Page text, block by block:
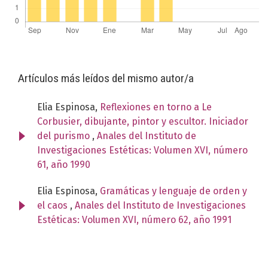
Artículos más leídos del mismo autor/a
Elia Espinosa, Reflexiones en torno a Le
Corbusier, dibujante, pintor y escultor. Iniciador
del purismo , Anales del Instituto de
Investigaciones Estéticas: Volumen XVI, número
61, año 1990
Elia Espinosa, Gramáticas y lenguaje de orden y
el caos , Anales del Instituto de Investigaciones
Estéticas: Volumen XVI, número 62, año 1991